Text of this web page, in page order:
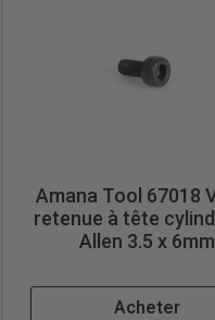
Amana Tool 67018
retenue à tête
Allen 3.5 x 6mm
Acheter